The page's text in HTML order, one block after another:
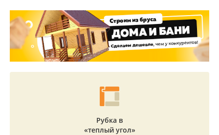
Рубка в
«теплый угол»